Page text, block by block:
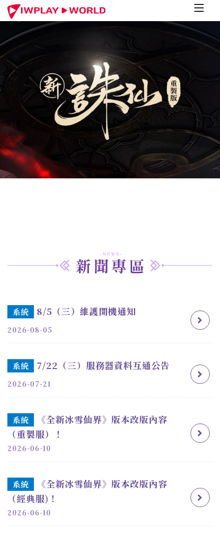
系統 8/5（三）維護開機通知
2026-08-05
系統 7/22（三）服務器資料互通公告
2026-07-21
系統
《全新冰雪仙界》版本改版內容
（重製服）！
2026-06-10
系統
《全新冰雪仙界》版本改版內容
（經典服)！
2026-06-10